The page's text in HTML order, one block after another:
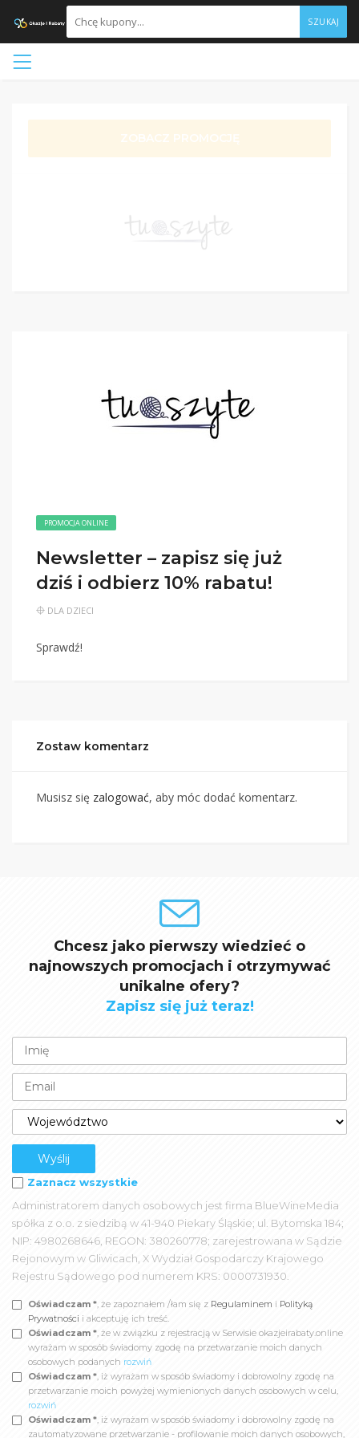
SZUKAJ
ZOBACZ PROMOCJĘ
PROMOCJA ONLINE
Newsletter – zapisz się już
dziś i odbierz 10% rabatu!
DLA DZIECI
Sprawdź!
Zostaw komentarz
Musisz się zalogować, aby móc dodać komentarz.
Chcesz jako pierwszy wiedzieć o
najnowszych promocjach i otrzymywać
unikalne ofery?
Zapisz się już teraz!
Zaznacz wszystkie
Administratorem danych osobowych jest firma BlueWineMedia
spółka z o.o. z siedzibą w 41-940 Piekary Śląskie; ul. Bytomska 184;
NIP: 4980268646, REGON: 380260778; zarejestrowana w Sądzie
Rejonowym w Gliwicach, X Wydział Gospodarczy Krajowego
Rejestru Sądowego pod numerem KRS: 0000731930.
Oświadczam *, że zapoznałem /łam się z Regulaminem i Polityką
Prywatności i akceptuję ich treść.
Oświadczam *, że w związku z rejestracją w Serwisie okazjeirabaty.online
wyrażam w sposób świadomy zgodę na przetwarzanie moich danych
osobowych podanych rozwiń
Oświadczam *, iż wyrażam w sposób świadomy i dobrowolny zgodę na
przetwarzanie moich powyżej wymienionych danych osobowych w celu,
rozwiń
Oświadczam *, iż wyrażam w sposób świadomy i dobrowolny zgodę na
zautomatyzowane przetwarzanie - profilowanie moich danych osobowych,